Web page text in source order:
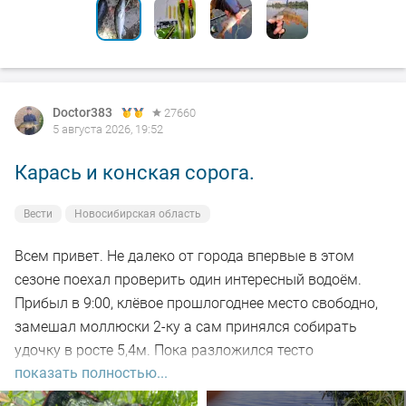
Doctor383
27660
5 августа 2026, 19:52
Карась и конская сорога.
Вести Новосибирская область
Всем привет. Не далеко от города впервые в этом
сезоне поехал проверить один интересный водоём.
Прибыл в 9:00, клёвое прошлогоднее место свободно,
замешал моллюски 2-ку а сам принялся собирать
удочку в росте 5,4м. Пока разложился тесто
настоялось, 5-ть закормочных забросов и в бой.
Заброс за забросом, рыба кормится, видно по
показать полностью...